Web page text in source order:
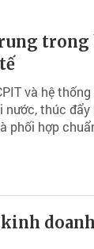
trong
và hệ thống
thúc
phối hợp